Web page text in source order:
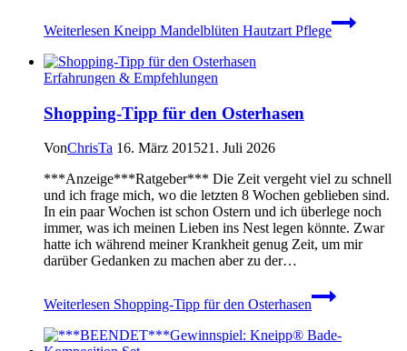
Weiterlesen Kneipp Mandelblüten Hautzart Pflege
Erfahrungen & Empfehlungen
Shopping-Tipp für den Osterhasen
VonChrisTa 16. März 201521. Juli 2026
***Anzeige***Ratgeber*** Die Zeit vergeht viel zu schnell
und ich frage mich, wo die letzten 8 Wochen geblieben sind.
In ein paar Wochen ist schon Ostern und ich überlege noch
immer, was ich meinen Lieben ins Nest legen könnte. Zwar
hatte ich während meiner Krankheit genug Zeit, um mir
darüber Gedanken zu machen aber zu der…
Weiterlesen Shopping-Tipp für den Osterhasen